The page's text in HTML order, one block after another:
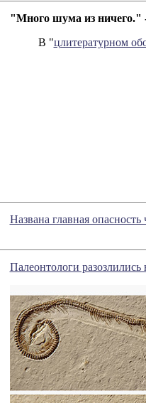
"Много шума из ничего."
В "цлитературном
Названа главная
Палеонтологи